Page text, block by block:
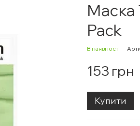
Маска
Pack
В наявності
153 грн
Купити